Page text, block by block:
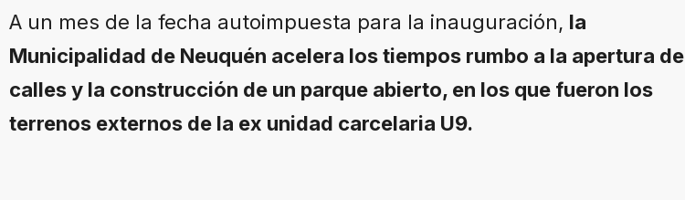
A un mes de la fecha autoimpuesta para la inauguración, la
Municipalidad de Neuquén acelera los tiempos rumbo a la apertura de
calles y la construcción de un parque abierto, en los que fueron los
terrenos externos de la ex unidad carcelaria U9.